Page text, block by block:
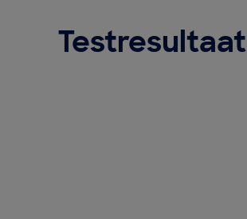
Testresultaat